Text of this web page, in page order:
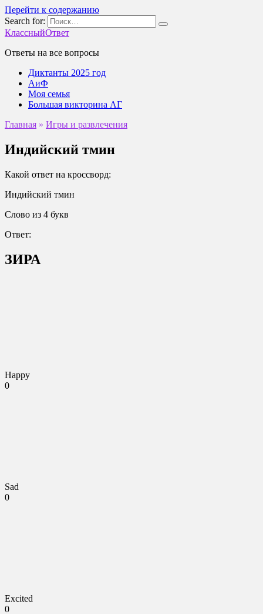
Перейти к содержанию
Search for:
КлассныйОтвет
Ответы на все вопросы
Диктанты 2025 год
АиФ
Моя семья
Большая викторина АГ
Главная » Игры и развлечения
Индийский тмин
Какой ответ на кроссворд:
Индийский тмин
Слово из 4 букв
Ответ:
ЗИРА
Happy
0
Sad
0
Excited
0